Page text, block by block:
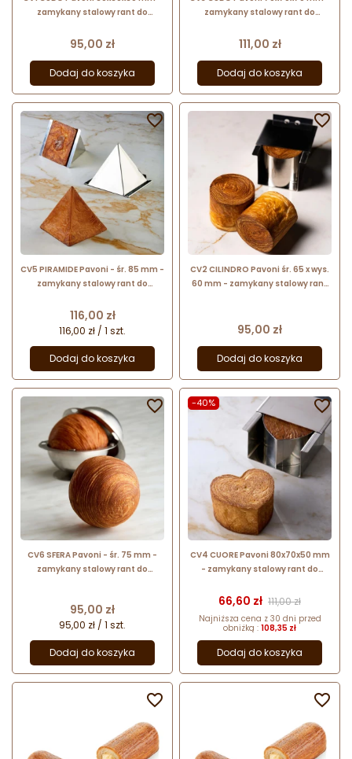
zamykany stalowy rant do
croissantów - sześcienny kształt
Cena
95,00 zł
Dodaj do koszyka
zamykany stalowy rant do
croissantów - sześcienny kształt
Cena
111,00 zł
Dodaj do koszyka
CV5 PIRAMIDE Pavoni - śr. 85 mm -
zamykany stalowy rant do
croissantów - piramida
Cena
116,00 zł
116,00 zł / 1 szt.
Dodaj do koszyka

CV2 CILINDRO Pavoni śr. 65 x wys.
60 mm - zamykany stalowy rant
Cena
95,00 zł
Dodaj do koszyka

CV6 SFERA Pavoni - śr. 75 mm -
zamykany stalowy rant do
Cena
95,00 zł
95,00 zł / 1 szt.
Dodaj do koszyka
 -40%
CV4 CUORE Pavoni 80x70x50 mm
- zamykany stalowy rant do
croissantów - serce
Cena
66,60 zł Cena
111,00 zł
Najniższa cena z 30 dni przed
obniżką : 108,35 zł
Dodaj do koszyka

 